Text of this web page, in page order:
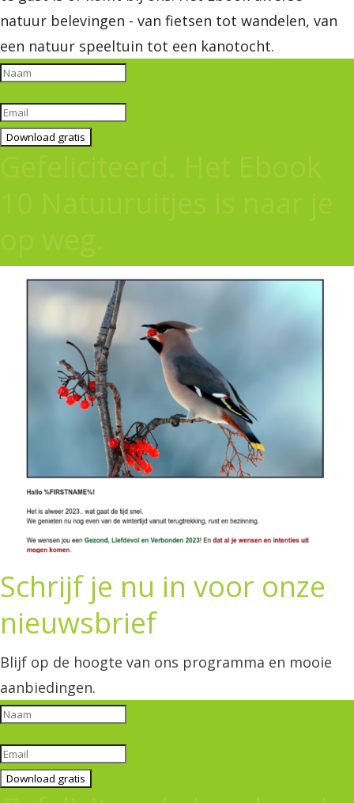
natuur belevingen - van fietsen tot wandelen, van
een natuur speeltuin tot een kanotocht.
Download gratis
Schrijf je nu in voor onze
nieuwsbrief
Blijf op de hoogte van ons programma en mooie
aanbiedingen.
Download gratis